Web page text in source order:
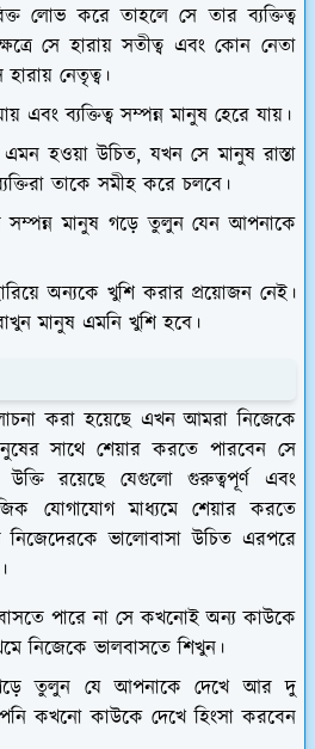
লোভ করে তাহলে সে তার ব্যক্তিত্ব
সে হারায় সতীত্ব এবং কোন নেতা
নেতৃত্ব।
এবং ব্যক্তিত্ব সম্পন্ন মানুষ হেরে যায়।
এমন হওয়া উচিত, যখন সে মানুষ রাস্তা
তাকে সমীহ করে চলবে।
সম্পন্ন মানুষ গড়ে তুলুন যেন আপনাকে
অন্যকে খুশি করার প্রয়োজন নেই।
মানুষ এমনি খুশি হবে।
করা হয়েছে এখন আমরা নিজেকে
সাথে শেয়ার করতে পারবেন সে
রয়েছে যেগুলো গুরুত্বপূর্ণ এবং
যোগাযোগ মাধ্যমে শেয়ার করতে
নিজেদেরকে ভালোবাসা উচিত এরপরে
পারে না সে কখনোই অন্য কাউকে
নিজেকে ভালবাসতে শিখুন।
তুলুন যে আপনাকে দেখে আর দু
কখনো কাউকে দেখে হিংসা করবেন